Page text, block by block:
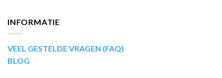
INFORMATIE
VEEL GESTELDE VRAGEN (FAQ)
BLOG